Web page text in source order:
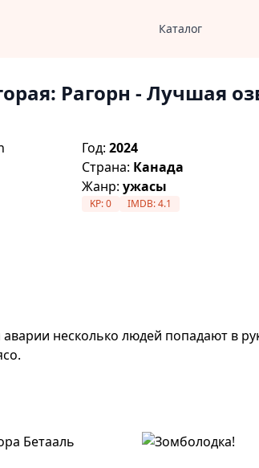
Каталог
Рагорн - Лучшая
Год:2024
Страна: Канада
Жанр:ужасы
KP:0 IMDB:4.1
несколько людей попадают в